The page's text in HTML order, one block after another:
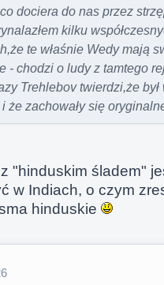
dociera do nas przez
kilku
te właśnie Wedy mają
- chodzi o ludy z tamtego
Trehlebov twierdzi,że
że zachowały się
"hinduskim śladem"
w Indiach, o czym
hinduskie